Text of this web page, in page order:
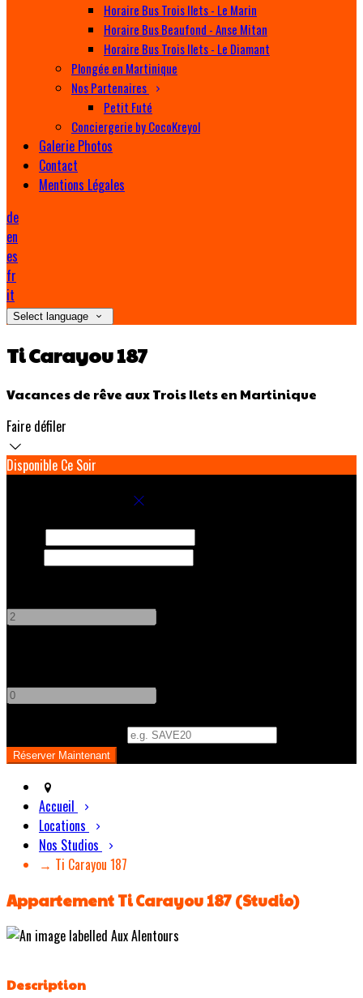
Horaire Bus Trois Ilets - Le Marin
Horaire Bus Beaufond - Anse Mitan
Horaire Bus Trois Ilets - Le Diamant
Plongée en Martinique
Nos Partenaires
Petit Futé
Conciergerie by CocoKreyol
Galerie Photos
Contact
Mentions Légales
de
en
es
fr
it
Select language
Ti Carayou 187
Vacances de rêve aux Trois Ilets en Martinique
Faire défiler
Disponible Ce Soir
Accueil
Locations
Nos Studios
→ Ti Carayou 187
Appartement Ti Carayou 187 (Studio)
Description